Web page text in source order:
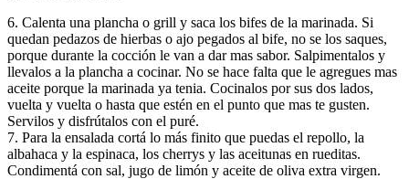
6. Calenta una plancha o grill y saca los bifes de la marinada. Si
quedan pedazos de hierbas o ajo pegados al bife, no se los saques,
porque durante la cocción le van a dar mas sabor. Salpimentalos y
llevalos a la plancha a cocinar. No se hace falta que le agregues mas
aceite porque la marinada ya tenia. Cocinalos por sus dos lados,
vuelta y vuelta o hasta que estén en el punto que mas te gusten.
Servilos y disfrútalos con el puré.
7. Para la ensalada cortá lo más finito que puedas el repollo, la
albahaca y la espinaca, los cherrys y las aceitunas en rueditas.
Condimentá con sal, jugo de limón y aceite de oliva extra virgen.